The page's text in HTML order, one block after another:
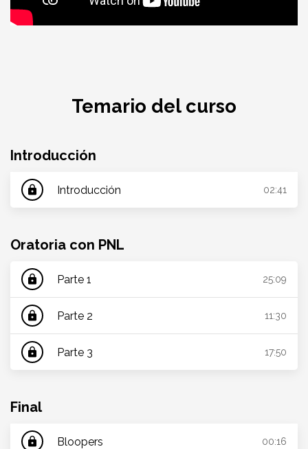
Temario del curso
Introducción
lock Introducción 02:41
Oratoria con PNL
lock Parte 1 25:09
lock Parte 2 11:30
lock Parte 3 17:50
Final
lock Bloopers 00:16